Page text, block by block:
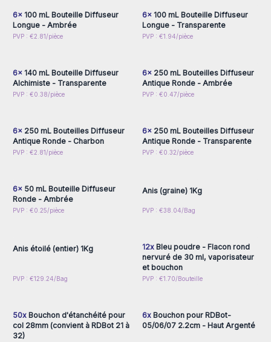
6x100 mL Bouteille Diffuseur
Longue - Ambrée
PVP : €2.81/pièce
6x100 mL Bouteille Diffuseur
Longue - Transparente
PVP : €1.94/pièce
Connectez-vous ou
6x140 mL Bouteille Diffuseur
Alchimiste - Transparente
PVP : €0.38/pièce
Connectez-vous ou
6x250 mL Bouteilles Diffuseur
Antique Ronde - Ambrée
PVP : €0.47/pièce
Connectez-vous ou
6x250 mL Bouteilles Diffuseur
Antique Ronde - Charbon
PVP : €2.81/pièce
Connectez-vous ou
6x250 mL Bouteilles Diffuseur
Antique Ronde - Transparente
PVP : €0.32/pièce
Connectez-vous ou
6x50 mL Bouteille Diffuseur
Ronde - Ambrée
PVP : €0.25/pièce
Connectez-vous ou
Anis (graine) 1Kg
PVP : €38.04/Bag
Connectez-vous ou
Anis étoilé (entier) 1Kg
PVP : €129.24/Bag
Connectez-vous ou
12xBleu poudre - Flacon rond
nervuré de 30 ml, vaporisateur
et bouchon
PVP : €1.70/Bouteille
Connectez-vous ou
50xBouchon d'étanchéité pour
col 28mm (convient à RDBot 21 à
32)
Connectez-vous ou
6xBouchon pour RDBot-
05/06/07 2.2cm - Haut Argenté